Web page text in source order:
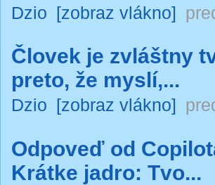
Dzio [zobraz vlákno]
Človek je zvláštny
preto, že myslí,...
Dzio [zobraz vlákno]
Odpoveď od
Krátke jadro: Tvo...